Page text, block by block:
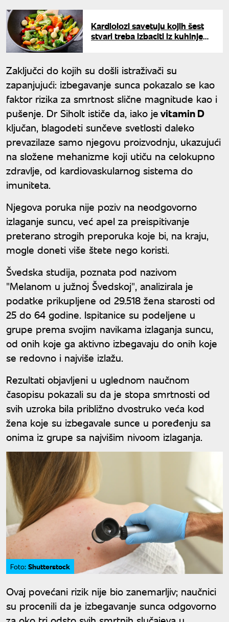
Kardiolozi savetuju kojih šest
stvari treba izbaciti iz kuhinje
Zaključci do kojih su došli istraživači su
zapanjujući: izbegavanje sunca pokazalo se kao
faktor rizika za smrtnost slične magnitude kao i
pušenje. Dr Siholt ističe da, iako jevitamin D
ključan, blagodeti sunčeve svetlosti daleko
prevazilaze samo njegovu proizvodnju, ukazujući
na složene mehanizme koji utiču na celokupno
zdravlje, od kardiovaskularnog sistema do
imuniteta.
Njegova poruka nije poziv na neodgovorno
izlaganje suncu, već apel za preispitivanje
preterano strogih preporuka koje bi, na kraju,
mogle doneti više štete nego koristi.
Švedska studija, poznata pod nazivom
"Melanom u južnoj Švedskoj", analizirala je
podatke prikupljene od 29.518 žena starosti od
25 do 64 godine. Ispitanice su podeljene u
grupe prema svojim navikama izlaganja suncu,
od onih koje ga aktivno izbegavaju do onih koje
se redovno i najviše izlažu.
Rezultati objavljeni u uglednom naučnom
časopisu pokazali su da je stopa smrtnosti od
svih uzroka bila približno dvostruko veća kod
žena koje su izbegavale sunce u poređenju sa
onima iz grupe sa najvišim nivoom izlaganja.
Foto: Shutterstock
Ovaj povećani rizik nije bio zanemarljiv; naučnici
su procenili da je izbegavanje sunca odgovorno